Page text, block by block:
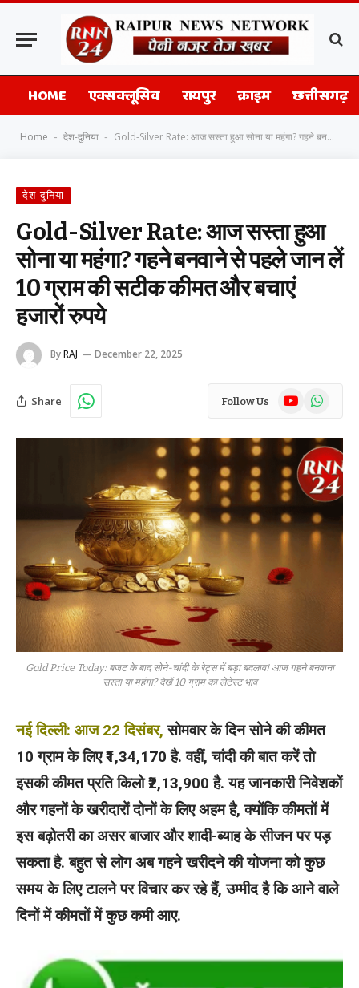
HOME एक्सक्लूसिव रायपुर क्राइम छत्तीसगढ़
Home - देश-दुनिया - Gold-Silver Rate: आज सस्ता हुआ सोना या महंगा? गहने बनवाने से पहले जान लें 10 ग्राम की सटीक कीमत और बचाएं हजारों रुपये
देश-दुनिया
Gold-Silver Rate: आज सस्ता हुआ
सोना या महंगा? गहने बनवाने से पहले जान लें
10 ग्राम की सटीक कीमत और बचाएं
हजारों रुपये
ByRAJ December 22, 2025
Share Follow Us YouTubeWhatsApp
Gold Price Today: बजट के बाद सोने-चांदी के रेट्स में बड़ा बदलाव! आज गहने बनवाना
सस्ता या महंगा? देखें 10 ग्राम का लेटेस्ट भाव
नई दिल्ली: आज 22 दिसंबर, सोमवार के दिन सोने की कीमत
10 ग्राम के लिए ₹1,34,170 है. वहीं, चांदी की बात करें तो
इसकी कीमत प्रति किलो ₹2,13,900 है. यह जानकारी निवेशकों
और गहनों के खरीदारों दोनों के लिए अहम है, क्योंकि कीमतों में
इस बढ़ोतरी का असर बाजार और शादी-ब्याह के सीजन पर पड़
सकता है. बहुत से लोग अब गहने खरीदने की योजना को कुछ
समय के लिए टालने पर विचार कर रहे हैं, उम्मीद है कि आने वाले
दिनों में कीमतों में कुछ कमी आए.